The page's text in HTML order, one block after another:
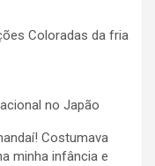
Coloradas da fria
no Japão
Costumava
minha infância e